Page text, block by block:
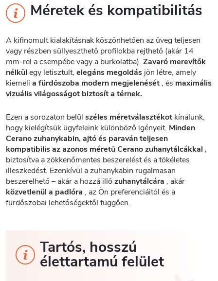
Méretek és kompatibilitás
A kifinomult kialakításnak köszönhetően az üveg teljesen
vagy részben süllyeszthető profilokba rejthető (akár 14
mm-rel a csempébe vagy a burkolatba). Zavaró merevítők
nélkül egy letisztult, elegáns megoldás jön létre, amely
kiemeli a fürdőszoba modern megjelenését , és maximális
vizuális világosságot biztosít a térnek.
Ezen a sorozaton belül széles méretválasztékot kínálunk,
hogy kielégítsük ügyfeleink különböző igényeit. Minden
Cerano zuhanykabin, ajtó és paraván teljesen
kompatibilis az azonos méretű Cerano zuhanytálcákkal ,
biztosítva a zökkenőmentes beszerelést és a tökéletes
illeszkedést. Ezenkívül a zuhanykabin rugalmasan
beszerelhető – akár a hozzá illő zuhanytálcára , akár
közvetlenül a padlóra , az Ön preferenciáitól és a
fürdőszobai lehetőségektől függően.
Tartós, hosszú
élettartamú felület